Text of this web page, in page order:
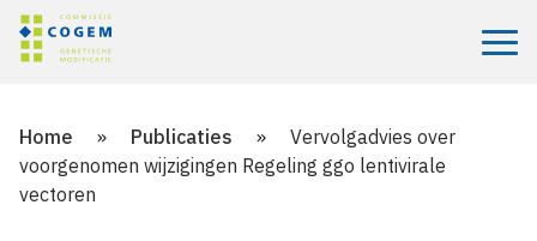
Menu
Home » Publicaties »
Vervolgadvies over
voorgenomen wijzigingen Regeling ggo lentivirale
vectoren